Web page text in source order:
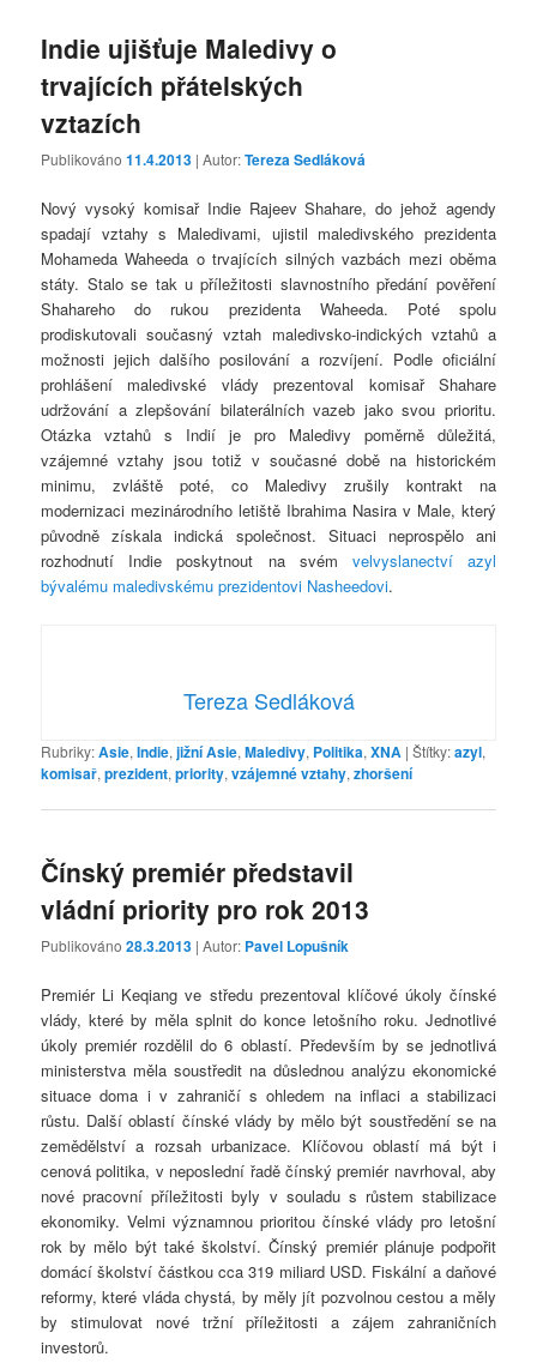
Indie ujišťuje Maledivy o
trvajících přátelských
vztazích
Publikováno11.4.2013 | Autor:Tereza Sedláková
Nový vysoký komisař Indie Rajeev Shahare, do jehož agendy
spadají vztahy s Maledivami, ujistil maledivského prezidenta
Mohameda Waheeda o trvajících silných vazbách mezi oběma
státy. Stalo se tak u příležitosti slavnostního předání pověření
Shahareho do rukou prezidenta Waheeda. Poté spolu
prodiskutovali současný vztah maledivsko-indických vztahů a
možnosti jejich dalšího posilování a rozvíjení. Podle oficiální
prohlášení maledivské vlády prezentoval komisař Shahare
udržování a zlepšování bilaterálních vazeb jako svou prioritu.
Otázka vztahů s Indií je pro Maledivy poměrně důležitá,
vzájemné vztahy jsou totiž v současné době na historickém
minimu, zvláště poté, co Maledivy zrušily kontrakt na
modernizaci mezinárodního letiště Ibrahima Nasira v Male, který
původně získala indická společnost. Situaci neprospělo ani
rozhodnutí Indie poskytnout na svém velvyslanectví azyl
bývalému maledivskému prezidentovi Nasheedovi.
Tereza Sedláková
Rubriky:Asie,Indie,jižní Asie,Maledivy, Politika,XNA |Štítky:azyl,
komisař,prezident,priority,vzájemné vztahy,zhoršení
Čínský premiér představil
vládní priority pro rok 2013
Publikováno28.3.2013 | Autor: Pavel Lopušník
Premiér Li Keqiang ve středu prezentoval klíčové úkoly čínské
vlády, které by měla splnit do konce letošního roku. Jednotlivé
úkoly premiér rozdělil do 6 oblastí. Především by se jednotlivá
ministerstva měla soustředit na důslednou analýzu ekonomické
situace doma i v zahraničí s ohledem na inflaci a stabilizaci
růstu. Další oblastí čínské vlády by mělo být soustředění se na
zemědělství a rozsah urbanizace. Klíčovou oblastí má být i
cenová politika, v neposlední řadě čínský premiér navrhoval, aby
nové pracovní příležitosti byly v souladu s růstem stabilizace
ekonomiky. Velmi významnou prioritou čínské vlády pro letošní
rok by mělo být také školství. Čínský premiér plánuje podpořit
domácí školství částkou cca 319 miliard USD. Fiskální a daňové
reformy, které vláda chystá, by měly jít pozvolnou cestou a měly
by stimulovat nové tržní příležitosti a zájem zahraničních
investorů.